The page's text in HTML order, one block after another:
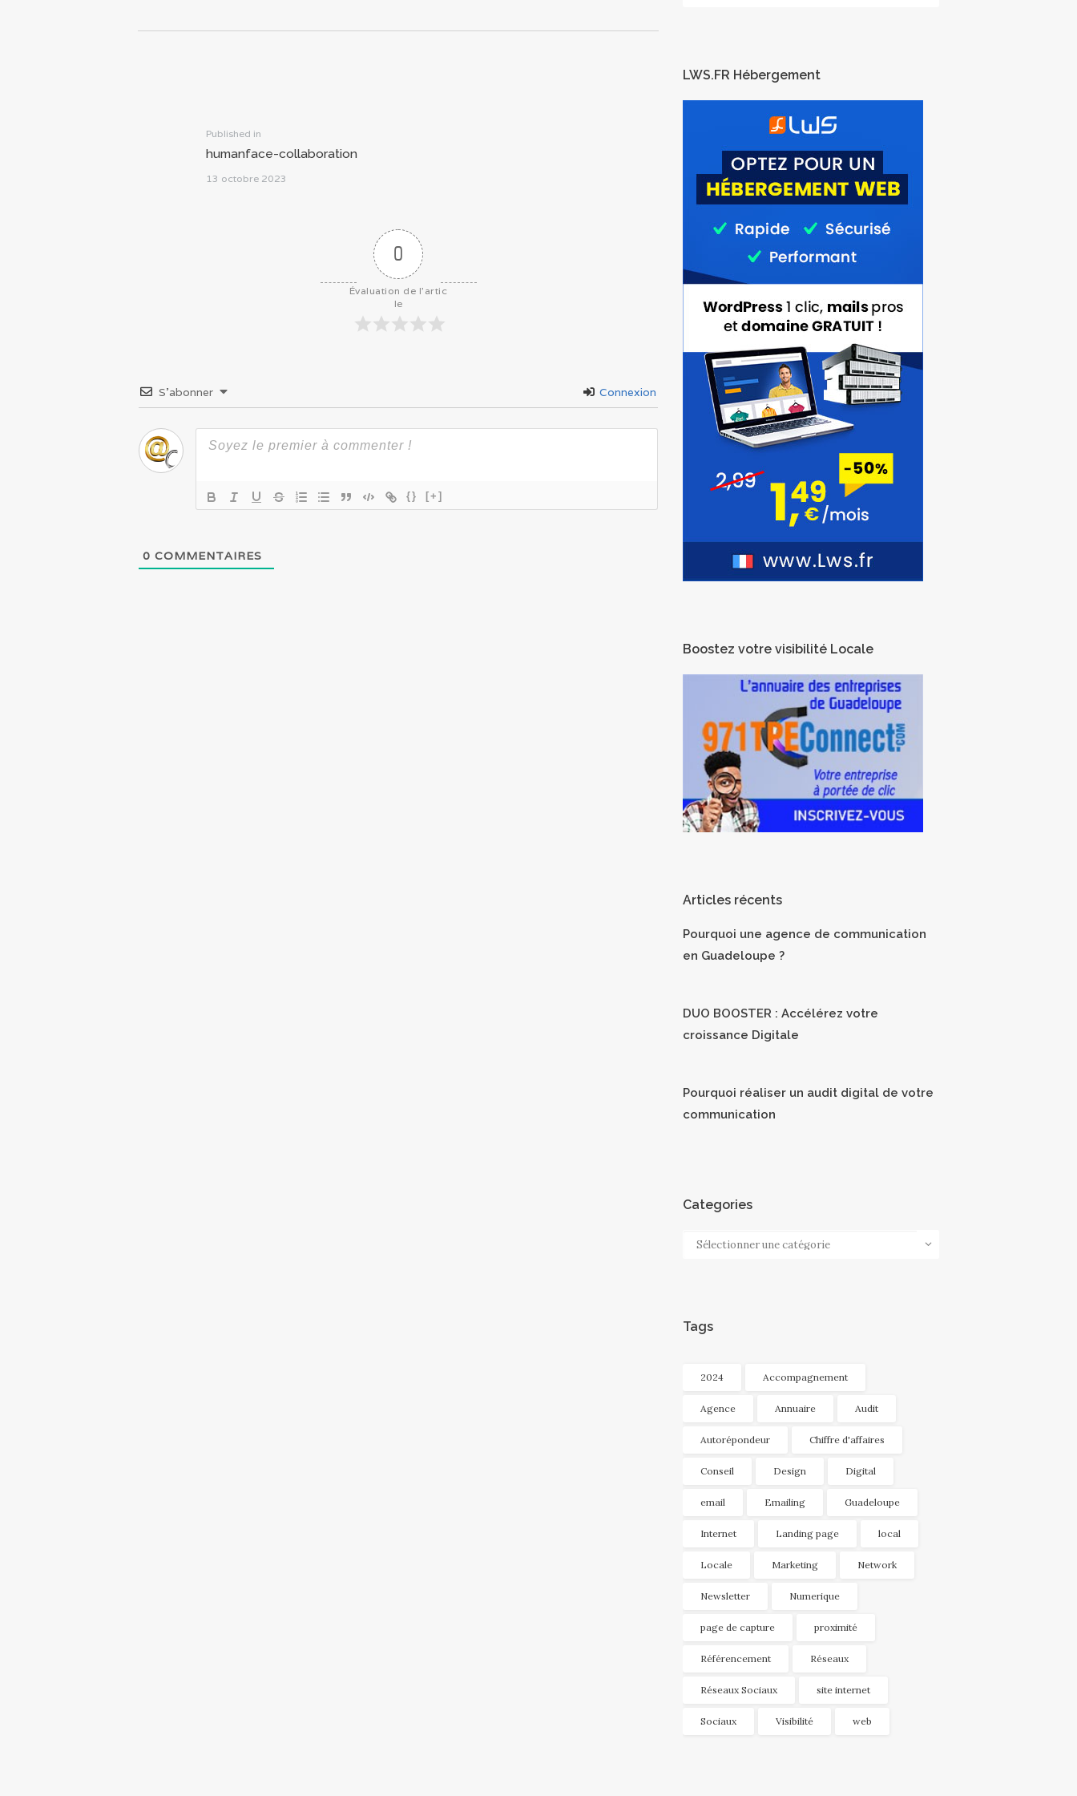
l’article
Published in
post:
humanface-collaboration
13 octobre 2023
0
Évaluation de l'artic
le
S’abonner Connexion
{} [+]
0 COMMENTAIRES
LWS.FR Hébergement
Boostez votre visibilité Locale
Articles récents
Pourquoi une agence de communication
en Guadeloupe ?
DUO BOOSTER : Accélérez votre
croissance Digitale
Pourquoi réaliser un audit digital de votre
communication
Categories
Categories
Tags
2024 Accompagnement
Agence Annuaire Audit
Autorépondeur Chiffre d'affaires
Conseil Design Digital
email Emailing Guadeloupe
Internet Landing page local
Locale Marketing Network
Newsletter Numerique
page de capture proximité
Référencement Réseaux
Réseaux Sociaux site internet
Sociaux Visibilité web